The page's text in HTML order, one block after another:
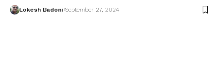
Lokesh Badoni September 27, 2024